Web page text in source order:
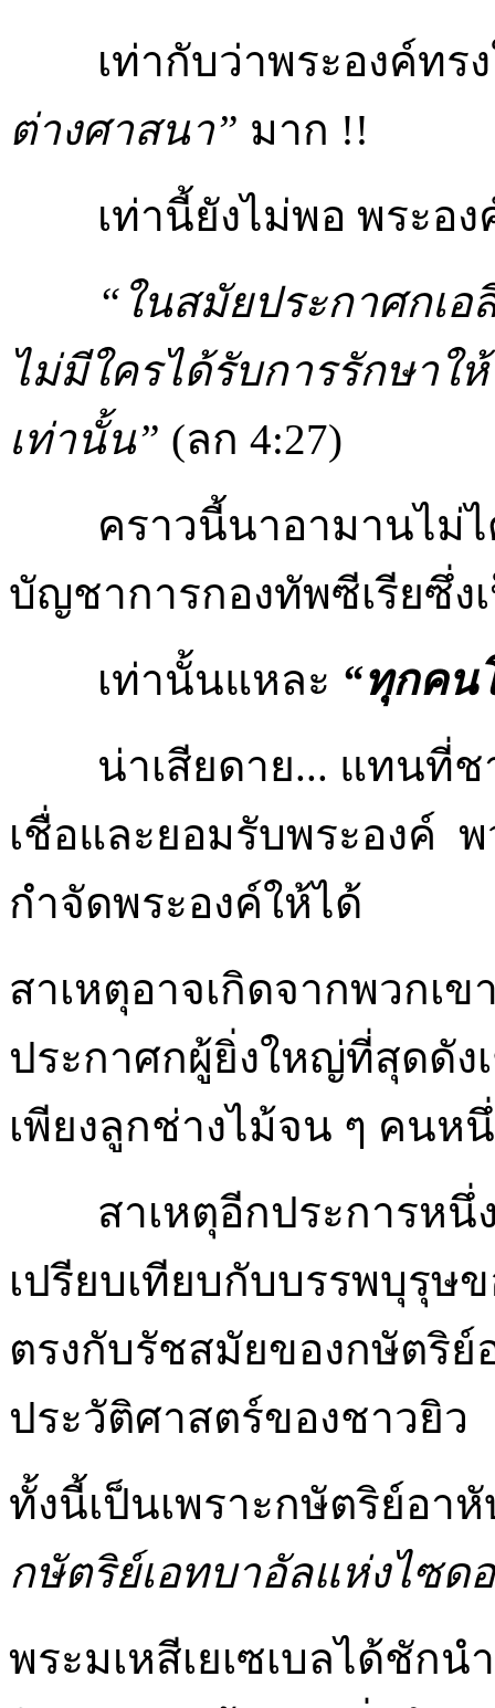
เท่ากับว่าพระองค์ทร
ต่างศาสนา” มาก !!
เท่านี้ยังไม่พอ พระอ
“ในสมัยประกาศกเ
ไม่มีใครได้รับการรักษาใ
เท่านั้น” (ลก 4:27)
คราวนี้นาอามานไม่ได้
บัญชาการกองทัพซีเรียซึ่
เท่านั้นแหละ “ทุกคน
น่าเสียดาย... แทนที่ชา
เชื่อและยอมรับพระองค์
กำจัดพระองค์ให้ได้
สาเหตุอาจเกิดจากพวกเ
ประกาศกผู้ยิ่งใหญ่ที่สุดดัง
เพียงลูกช่างไม้จน ๆ คนห
สาเหตุอีกประการหนึ่ง
เปรียบเทียบกับบรรพบุรุษ
ตรงกับรัชสมัยของกษัตริย์
ประวัติศาสตร์ของชาวยิว
ทั้งนี้เป็นเพราะกษัตริย์อา
กษัตริย์เอทบาอัลแห่งไซด
พระมเหสีเยเซเบลได้ชัก